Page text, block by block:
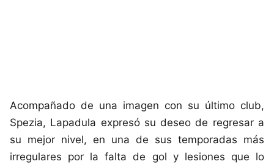
Acompañado de una imagen con su último club,
Spezia, Lapadula expresó su deseo de regresar a
su mejor nivel, en una de sus temporadas más
irregulares por la falta de gol y lesiones que lo